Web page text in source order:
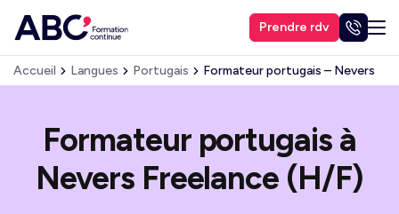
Prendre rdv
Accueil Langues Portugais Formateur portugais – Nevers
Formateur portugais à
Nevers Freelance (H/F)